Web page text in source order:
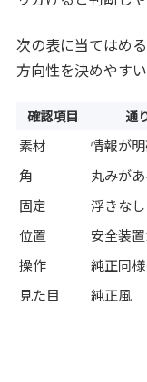
次の表に当てはめ
方向性を決めやすい
確認項目 通
素材 情報が
角
丸みがあ
固定
浮きなし
位置
安全装
操作
純正同
見た目
純正風